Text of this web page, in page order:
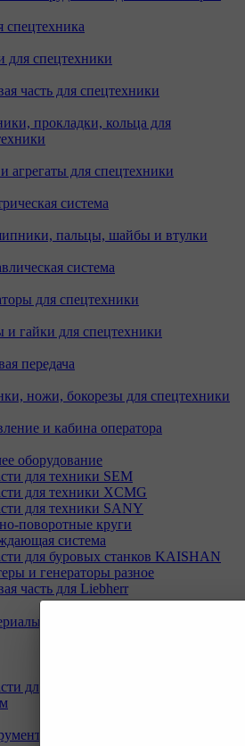
спецтехника
для спецтехники
часть для спецтехники
прокладки, кольца для
агрегаты для спецтехники
система
пальцы, шайбы и втулки
система
для спецтехники
и гайки для спецтехники
передача
ножи, бокорезы для спецтехники
и кабина оператора
оборудование
для техники SEM
для техники XCMG
для техники SANY
поворотные круги
система
для буровых станков KAISHAN
и генераторы разное
часть для Liebherr
для двигателей и сопутствующих
и материалы для СТО